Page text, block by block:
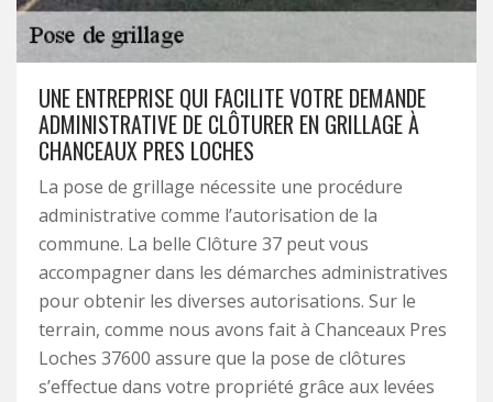
UNE ENTREPRISE QUI FACILITE VOTRE DEMANDE
ADMINISTRATIVE DE CLÔTURER EN GRILLAGE À
CHANCEAUX PRES LOCHES
La pose de grillage nécessite une procédure
administrative comme l’autorisation de la
commune. La belle Clôture 37 peut vous
accompagner dans les démarches administratives
pour obtenir les diverses autorisations. Sur le
terrain, comme nous avons fait à Chanceaux Pres
Loches 37600 assure que la pose de clôtures
s’effectue dans votre propriété grâce aux levées